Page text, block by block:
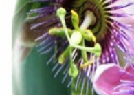
6 접시꽃
7 에키네
8 어린모